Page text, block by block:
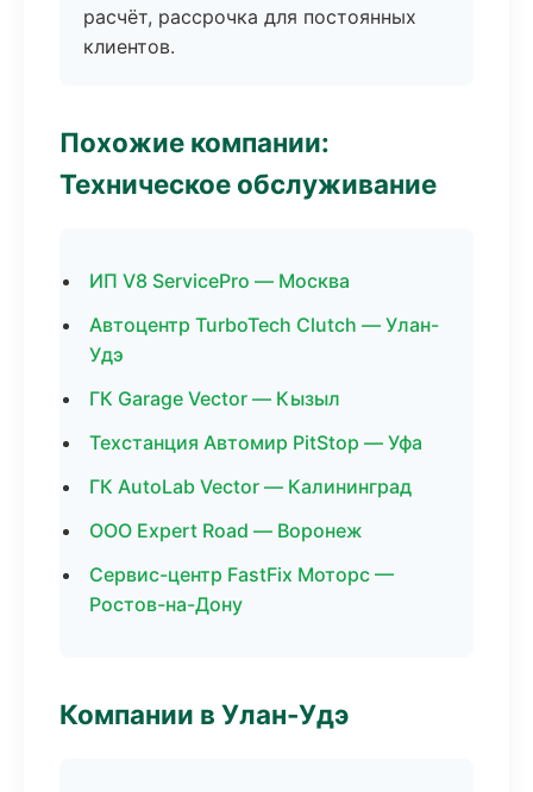
расчёт, рассрочка для постоянных
клиентов.
Похожие компании:
Техническое обслуживание
ИП V8 ServicePro — Москва
Автоцентр TurboTech Clutch — Улан-
Удэ
ГК Garage Vector — Кызыл
Техстанция Автомир PitStop — Уфа
ГК AutoLab Vector — Калининград
ООО Expert Road — Воронеж
Сервис-центр FastFix Моторс —
Ростов-на-Дону
Компании в Улан-Удэ